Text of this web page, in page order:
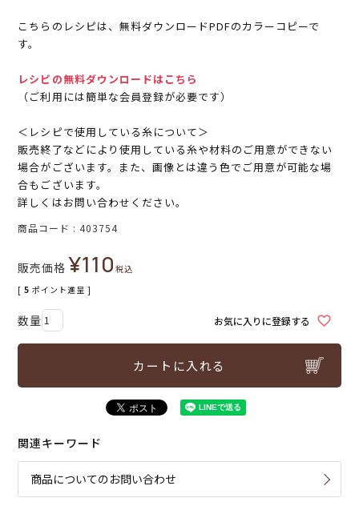
こちらのレシピは、無料ダウンロードPDFのカラーコピーで
す。
レシピの無料ダウンロードはこちら
（ご利用には簡単な会員登録が必要です）
＜レシピで使用している糸について＞
販売終了などにより使用している糸や材料のご用意ができない
場合がございます。また、画像とは違う色でご用意が可能な場
合もございます。
詳しくはお問い合わせください。
商品コード 403754
販売価格 ¥110税込
[ 5 ポイント進呈 ]
お気に入りに登録する
カートに入れる
関連キーワード
商品についてのお問い合わせ